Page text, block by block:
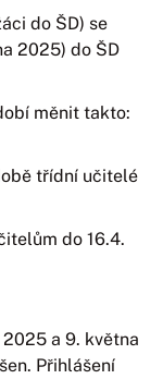
do ŠD) se
2025) do ŠD
měnit takto:
třídní učitelé
do 16.4.
a 9. května
Přihlášení